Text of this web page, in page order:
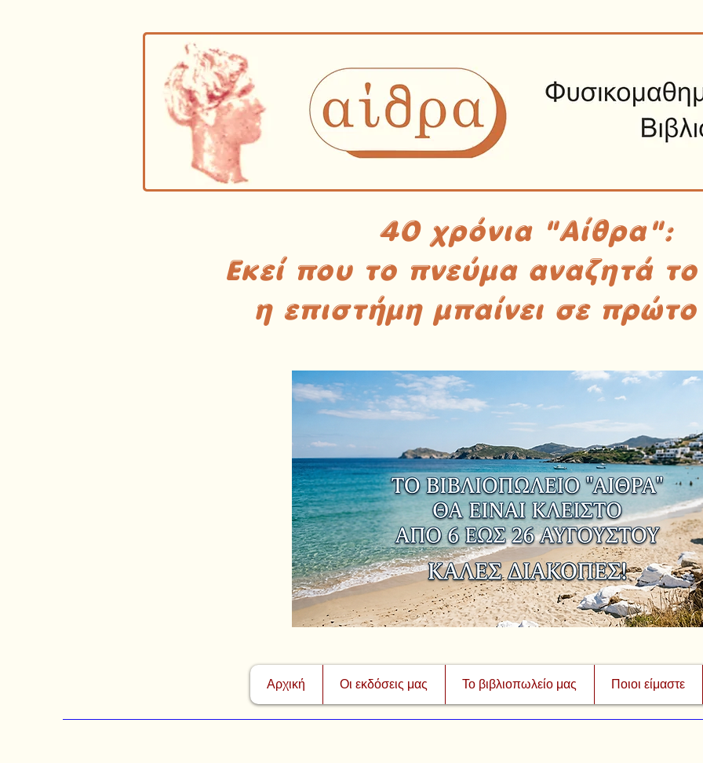
40 χρόνια "Αίθρα":
Εκεί που το πνεύμα αναζητά
η επιστήμη μπαίνει σε
Αρχική Οι εκδόσεις μας Το βιβλιοπωλείο μας Ποιοι είμαστε